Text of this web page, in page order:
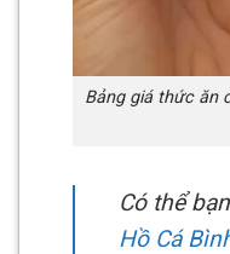
Bảng giá thức ăn
Có thể
Hồ Cá